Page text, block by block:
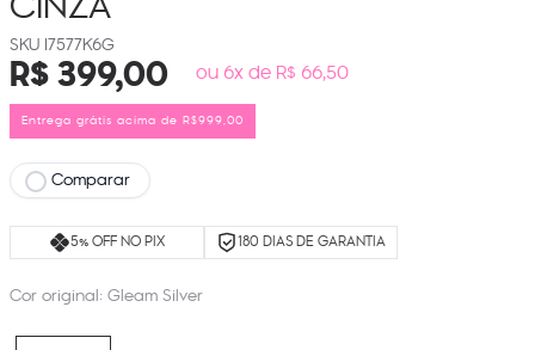
I7577K6G
R$399,00 ou 6x de R$ 66,50
Entrega grátis acima de R$999,00
Comparar
5% OFF NO PIX 180 DIAS DE GARANTIA
Cor original: Gleam Silver